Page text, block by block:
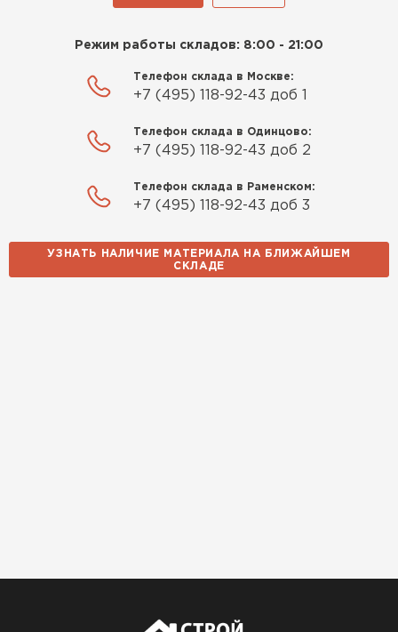
Режим работы складов: 8:00 - 21:00
Телефон склада в Москве:
+7 (495) 118-92-43 доб 1
Телефон склада в Одинцово:
+7 (495) 118-92-43 доб 2
Телефон склада в Раменском:
+7 (495) 118-92-43 доб 3
УЗНАТЬ НАЛИЧИЕ МАТЕРИАЛА НА БЛИЖАЙШЕМ
СКЛАДЕ